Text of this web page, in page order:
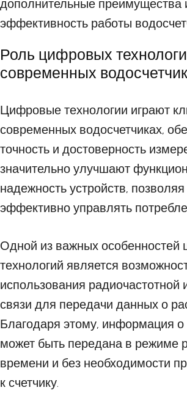
дополнительные преимущества
эффективность работы
Роль цифровых
современных
Цифровые технологии играют
современных водосчетчиках,
точность и достоверность
значительно улучшают
надежность устройств,
эффективно управлять
Одной из важных особенностей
технологий является
использования радиочастотной
связи для передачи данных о
Благодаря этому, информация о
может быть передана в режиме
времени и без необходимости
к счетчику.